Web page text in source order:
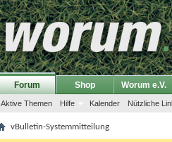
Forum
Aktive Themen Hilfe Kalender Nützliche
Shop Worum e.V.
vBulletin-Systemmitteilung